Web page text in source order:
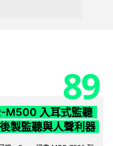
89
M500 入耳式監聽
製監聽與人聲利器